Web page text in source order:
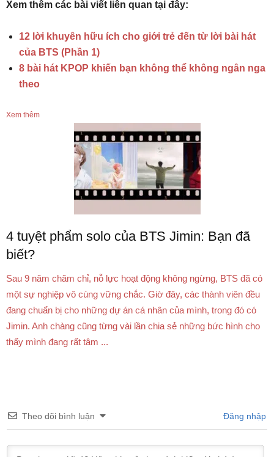
Xem thêm các bài viết liên quan tại đây:
12 lời khuyên hữu ích cho giới trẻ đến từ lời bài hát
của BTS (Phần 1)
8 bài hát KPOP khiến bạn không thể không ngân nga
theo
Xem thêm
4 tuyệt phẩm solo của BTS Jimin: Bạn đã
biết?
Sau 9 năm chăm chỉ, nỗ lực hoạt động không ngừng, BTS đã có
một sự nghiệp vô cùng vững chắc. Giờ đây, các thành viên đều
đang chuẩn bị cho những dự án cá nhân của mình, trong đó có
Jimin. Anh chàng cũng từng vài lần chia sẻ những bức hình cho
thấy mình đang rất tâm ...
Theo dõi bình luận Đăng nhập